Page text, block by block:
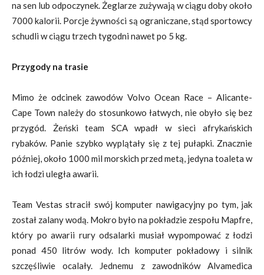
na sen lub odpoczynek. Żeglarze zużywają w ciągu doby około
7000 kalorii. Porcje żywności są ograniczane, stąd sportowcy
schudli w ciągu trzech tygodni nawet po 5 kg.
Przygody na trasie
Mimo że odcinek zawodów Volvo Ocean Race – Alicante-
Cape Town należy do stosunkowo łatwych, nie obyło się bez
przygód. Żeński team SCA wpadł w sieci afrykańskich
rybaków. Panie szybko wyplątały się z tej pułapki. Znacznie
później, około 1000 mil morskich przed metą, jedyna toaleta w
ich łodzi uległa awarii.
Team Vestas stracił swój komputer nawigacyjny po tym, jak
został zalany wodą. Mokro było na pokładzie zespołu Mapfre,
który po awarii rury odsalarki musiał wypompować z łodzi
ponad 450 litrów wody. Ich komputer pokładowy i silnik
szczęśliwie ocalały. Jednemu z zawodników Alvamedica